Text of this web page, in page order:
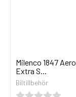
Milenco 1847 Aero
Extra S...
Biltillbehör